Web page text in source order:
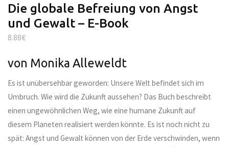
Die globale Befreiung von Angst
und Gewalt – E-Book
8.88€
von Monika Alleweldt
Es ist unübersehbar geworden: Unsere Welt befindet sich im
Umbruch. Wie wird die Zukunft aussehen? Das Buch beschreibt
einen ungewöhnlichen Weg, wie eine humane Zukunft auf
diesem Planeten realisiert werden könnte. Es ist noch nicht zu
spät: Angst und Gewalt können von der Erde verschwinden, wenn